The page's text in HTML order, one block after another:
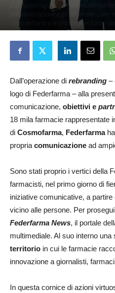
Dal nuovo logo al portale
sensibilizzazione e gli strumenti
stato dell'arte e le prospettive future
Dall’operazione di rebranding –
logo di Federfarma – alla
comunicazione, obiettivi e
18 mila farmacie rappresentate
di Cosmofarma, Federfarmaha
propria comunicazione ad
Sono stati proprio i vertici della
farmacisti, nel primo giorno di
iniziative comunicative, a
vicino alle persone. Per
Federfarma News, il portale
multimediale. Al suo interno
territorio in cui le farmacie
innovazione a giornalisti,
In questa cornice di azioni